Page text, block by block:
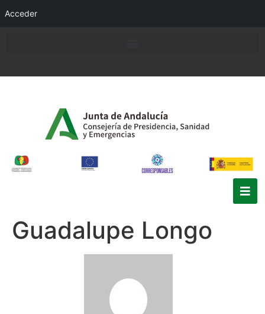
Acceder
Guadalupe Longo